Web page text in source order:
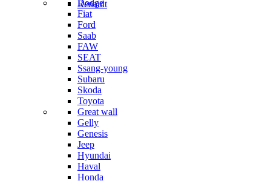
Renault
Dodge
Fiat
Ford
Saab
FAW
SEAT
Ssang-young
Subaru
Skoda
Toyota
Great wall
Gelly
Genesis
Jeep
Hyundai
Haval
Honda